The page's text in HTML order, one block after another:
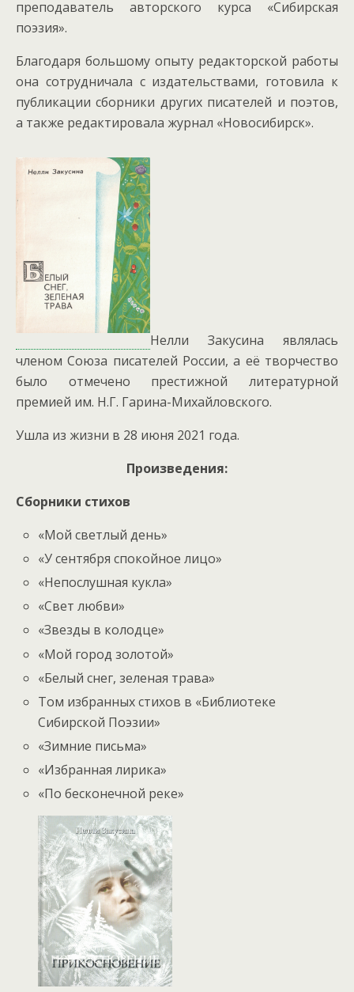
преподаватель авторского курса «Сибирская
поэзия».
Благодаря большому опыту редакторской работы
она сотрудничала с издательствами, готовила к
публикации сборники других писателей и поэтов,
а также редактировала журнал «Новосибирск».
Нелли Закусина являлась
членом Союза писателей России, а её творчество
было отмечено престижной литературной
премией им. Н.Г. Гарина-Михайловского.
Ушла из жизни в 28 июня 2021 года.
Произведения:
Сборники стихов
«Мой светлый день»
«У сентября спокойное лицо»
«Непослушная кукла»
«Свет любви»
«Звезды в колодце»
«Мой город золотой»
«Белый снег, зеленая трава»
Том избранных стихов в «Библиотеке
Сибирской Поэзии»
«Зимние письма»
«Избранная лирика»
«По бесконечной реке»